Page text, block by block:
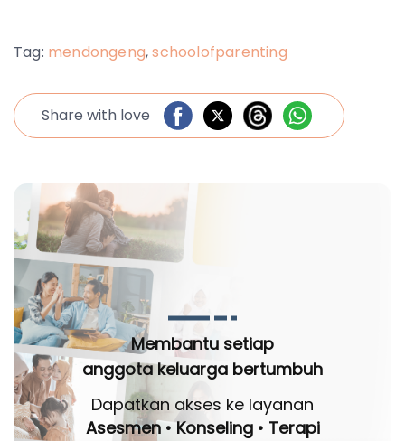
Tag: mendongeng,schoolofparenting
Share with love
Membantu setiap
anggota keluarga bertumbuh
Dapatkan akses ke layanan
Asesmen • Konseling • Terapi